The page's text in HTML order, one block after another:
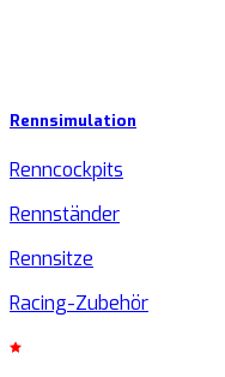
Rennsimulation
Renncockpits
Rennständer
Rennsitze
Racing-Zubehör